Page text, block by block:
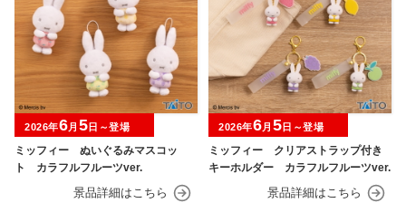
ミッフィー ぬいぐるみマスコッ
ト カラフルフルーツver.
2026年6月 5日～登場
ミッフィー クリアストラップ付き
キーホルダー カラフルフルーツver.
2026年6月 5日～登場